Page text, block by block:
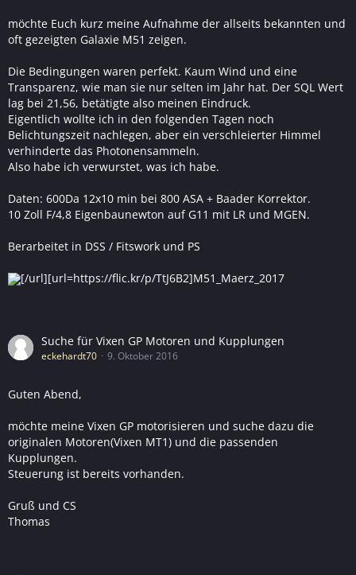
möchte Euch kurz meine Aufnahme der allseits bekannten und
oft gezeigten Galaxie M51 zeigen.
Die Bedingungen waren perfekt. Kaum Wind und eine
Transparenz, wie man sie nur selten im Jahr hat. Der SQL Wert
lag bei 21,56, betätigte also meinen Eindruck.
Eigentlich wollte ich in den folgenden Tagen noch
Belichtungszeit nachlegen, aber ein verschleierter Himmel
verhinderte das Photonensammeln.
Also habe ich verwurstet, was ich habe.
Daten: 600Da 12x10 min bei 800 ASA + Baader Korrektor.
10 Zoll F/4,8 Eigenbaunewton auf G11 mit LR und MGEN.
Berarbeitet in DSS / Fitswork und PS
[/url][url=https://flic.kr/p/TtJ6B2]M51_Maerz_2017
Suche für Vixen GP Motoren und Kupplungen
eckehardt70 9. Oktober 2016
Guten Abend,
möchte meine Vixen GP motorisieren und suche dazu die
originalen Motoren(Vixen MT1) und die passenden
Kupplungen.
Steuerung ist bereits vorhanden.
Gruß und CS
Thomas